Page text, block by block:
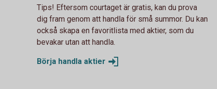
Tips! Eftersom courtaget är gratis, kan du prova
dig fram genom att handla för små summor. Du kan
också skapa en favoritlista med aktier, som du
bevakar utan att handla.
Börja handla aktier